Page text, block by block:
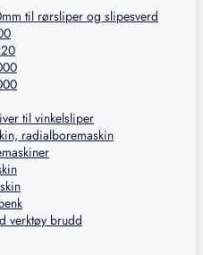
til rørsliper og slipesverd
til vinkelsliper
radialboremaskin
verktøy brudd